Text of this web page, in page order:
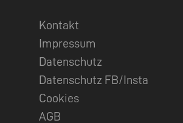
Kontakt
Impressum
Datenschutz
Datenschutz FB/Insta
Cookies
AGB